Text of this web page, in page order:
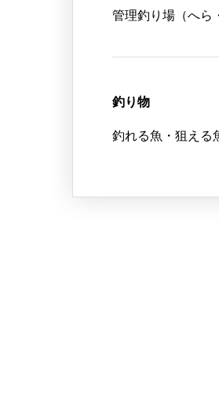
管理釣り場（へら
釣り物
釣れる魚・狙える